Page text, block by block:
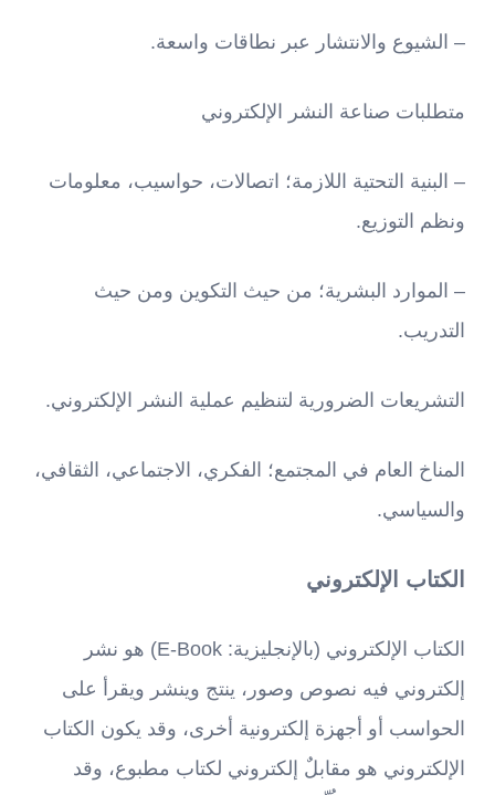
– الشيوع والانتشار عبر نطاقات واسعة.
متطلبات صناعة النشر الإلكتروني
– البنية التحتية اللازمة؛ اتصالات، حواسيب، معلومات
ونظم التوزيع.
– الموارد البشرية؛ من حيث التكوين ومن حيث
التدريب.
التشريعات الضرورية لتنظيم عملية النشر الإلكتروني.
المناخ العام في المجتمع؛ الفكري، الاجتماعي، الثقافي،
والسياسي.
الكتاب الإلكتروني
الكتاب الإلكتروني (بالإنجليزية: E-Book)‏ هو نشر
إلكتروني فيه نصوص وصور، ينتج وينشر ويقرأ على
الحواسب أو أجهزة إلكترونية أخرى، وقد يكون الكتاب
الإلكتروني هو مقابلٌ إلكتروني لكتاب مطبوع، وقد